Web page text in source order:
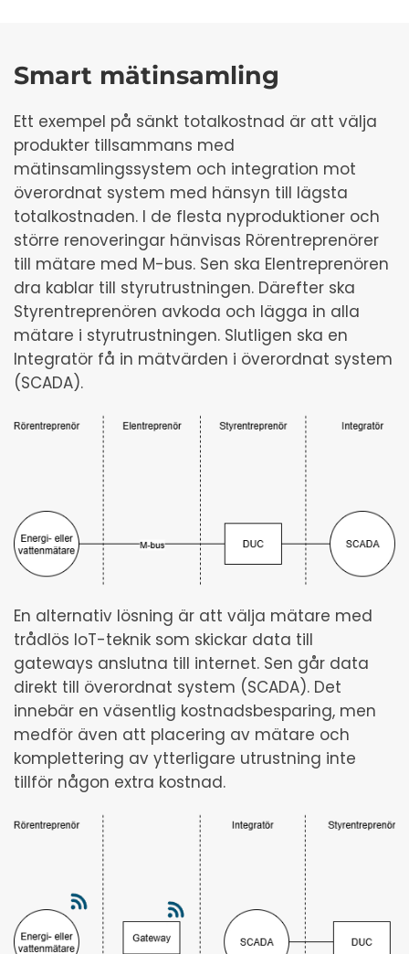
Smart mätinsamling
Ett exempel på sänkt totalkostnad är att välja
produkter tillsammans med
mätinsamlingssystem och integration mot
överordnat system med hänsyn till lägsta
totalkostnaden. I de flesta nyproduktioner och
större renoveringar hänvisas Rörentreprenörer
till mätare med M-bus. Sen ska Elentreprenören
dra kablar till styrutrustningen. Därefter ska
Styrentreprenören avkoda och lägga in alla
mätare i styrutrustningen. Slutligen ska en
Integratör få in mätvärden i överordnat system
(SCADA).
En alternativ lösning är att välja mätare med
trådlös IoT-teknik som skickar data till
gateways anslutna till internet. Sen går data
direkt till överordnat system (SCADA). Det
innebär en väsentlig kostnadsbesparing, men
medför även att placering av mätare och
komplettering av ytterligare utrustning inte
tillför någon extra kostnad.